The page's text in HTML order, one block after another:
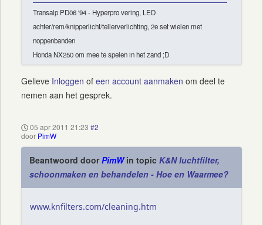
Transalp PD06 '94 - Hyperpro vering, LED
achter/rem/knipperlicht/tellerverlichting, 2e set wielen met
noppenbanden
Honda NX250 om mee te spelen in het zand ;D
Gelieve Inloggen of een account aanmaken om deel te
nemen aan het gesprek.
05 apr 2011 21:23 #2
door PimW
Beantwoord doorPimWin topic K&N luchtfilter,
schoonmaken en behandelen - Hoe en Waarmee?
www.knfilters.com/cleaning.htm